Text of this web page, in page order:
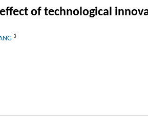
of technological
3